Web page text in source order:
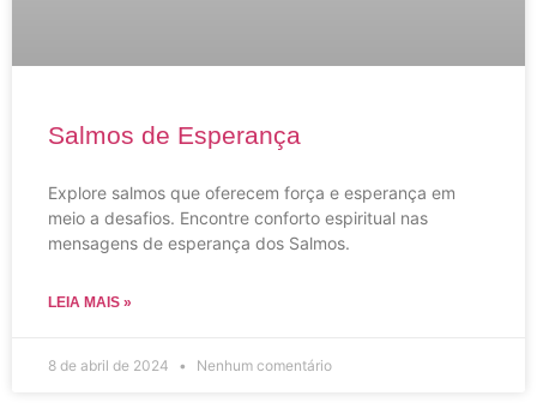
Salmos de Esperança
Explore salmos que oferecem força e esperança em
meio a desafios. Encontre conforto espiritual nas
mensagens de esperança dos Salmos.
LEIA MAIS »
8 de abril de 2024 Nenhum comentário